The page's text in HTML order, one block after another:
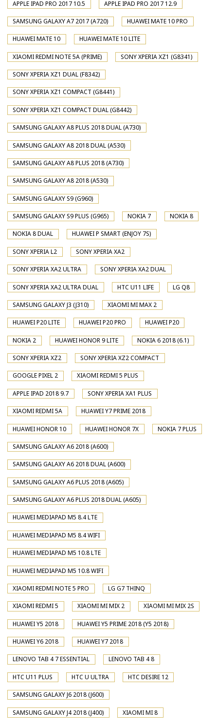
APPLE IPAD PRO 2017 10.5 APPLE IPAD PRO 2017 12.9
SAMSUNG GALAXY A7 2017 (A720) HUAWEI MATE 10 PRO
HUAWEI MATE 10 HUAWEI MATE 10 LITE
XIAOMI REDMI NOTE 5A (PRIME) SONY XPERIA XZ1 (G8341)
SONY XPERIA XZ1 DUAL (F8342)
SONY XPERIA XZ1 COMPACT (G8441)
SONY XPERIA XZ1 COMPACT DUAL (G8442)
SAMSUNG GALAXY A8 PLUS 2018 DUAL (A730)
SAMSUNG GALAXY A8 2018 DUAL (A530)
SAMSUNG GALAXY A8 PLUS 2018 (A730)
SAMSUNG GALAXY A8 2018 (A530)
SAMSUNG GALAXY S9 (G960)
SAMSUNG GALAXY S9 PLUS (G965) NOKIA 7 NOKIA 8
NOKIA 8 DUAL HUAWEI P SMART (ENJOY 7S)
SONY XPERIA L2 SONY XPERIA XA2
SONY XPERIA XA2 ULTRA SONY XPERIA XA2 DUAL
SONY XPERIA XA2 ULTRA DUAL HTC U11 LIFE LG Q8
SAMSUNG GALAXY J3 (J310) XIAOMI MI MAX 2
HUAWEI P20 LITE HUAWEI P20 PRO HUAWEI P20
NOKIA 2 HUAWEI HONOR 9 LITE NOKIA 6 2018 (6.1)
SONY XPERIA XZ2 SONY XPERIA XZ2 COMPACT
GOOGLE PIXEL 2 XIAOMI REDMI 5 PLUS
APPLE IPAD 2018 9.7 SONY XPERIA XA1 PLUS
XIAOMI REDMI 5A HUAWEI Y7 PRIME 2018
HUAWEI HONOR 10 HUAWEI HONOR 7X NOKIA 7 PLUS
SAMSUNG GALAXY A6 2018 (A600)
SAMSUNG GALAXY A6 2018 DUAL (A600)
SAMSUNG GALAXY A6 PLUS 2018 (A605)
SAMSUNG GALAXY A6 PLUS 2018 DUAL (A605)
HUAWEI MEDIAPAD M5 8.4 LTE
HUAWEI MEDIAPAD M5 8.4 WIFI
HUAWEI MEDIAPAD M5 10.8 LTE
HUAWEI MEDIAPAD M5 10.8 WIFI
XIAOMI REDMI NOTE 5 PRO LG G7 THINQ
XIAOMI REDMI 5 XIAOMI MI MIX 2 XIAOMI MI MIX 2S
HUAWEI Y5 2018 HUAWEI Y5 PRIME 2018 (Y5 2018)
HUAWEI Y6 2018 HUAWEI Y7 2018
LENOVO TAB 4 7 ESSENTIAL LENOVO TAB 4 8
HTC U11 PLUS HTC U ULTRA HTC DESIRE 12
SAMSUNG GALAXY J6 2018 (J600)
SAMSUNG GALAXY J4 2018 (J400) XIAOMI MI 8